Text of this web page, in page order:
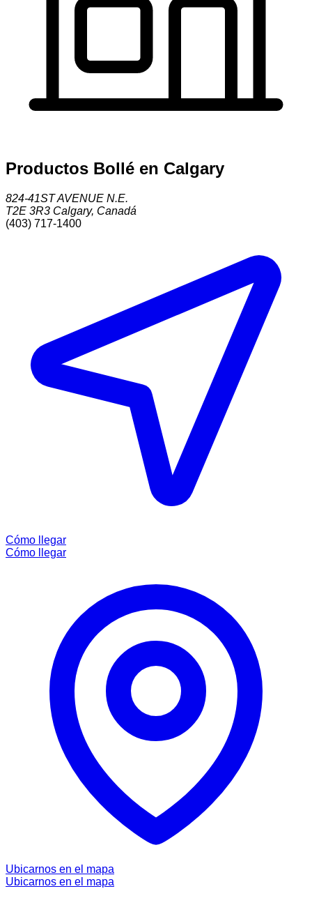
Productos Bollé en Calgary
824-41ST AVENUE N.E.
T2E 3R3 Calgary, Canadá
(403) 717-1400
Cómo llegar
Cómo llegar
Ubicarnos en el mapa
Ubicarnos en el mapa